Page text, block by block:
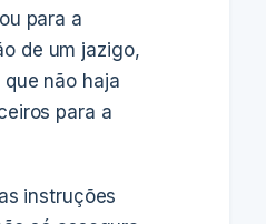
para a
de um jazigo,
não haja
para a
instruções